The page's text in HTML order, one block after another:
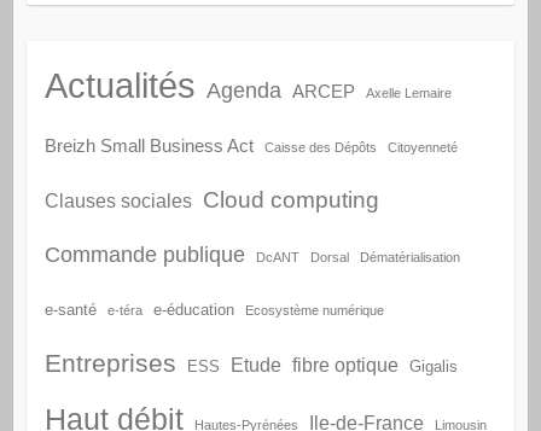
Actualités Agenda ARCEP Axelle Lemaire
Breizh Small Business Act Caisse des Dépôts Citoyenneté
Clauses sociales Cloud computing
Commande publique DcANT Dorsal Dématérialisation
e-santé e-téra e-éducation Ecosystème numérique
Entreprises ESS Etude fibre optique Gigalis
Haut débit Hautes-Pyrénées Ile-de-France Limousin